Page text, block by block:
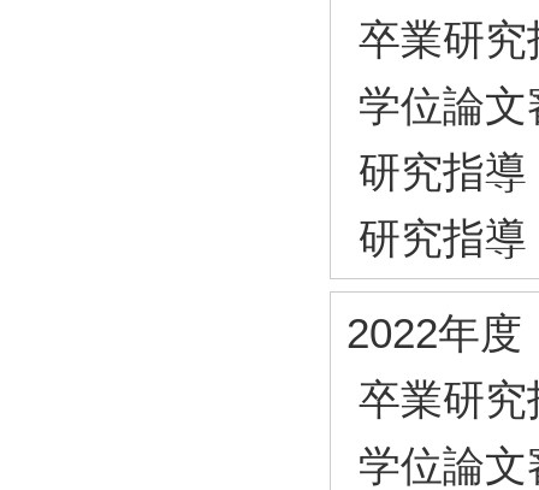
卒業研
学位論
研究指
研究指
2022年度
卒業研
学位論